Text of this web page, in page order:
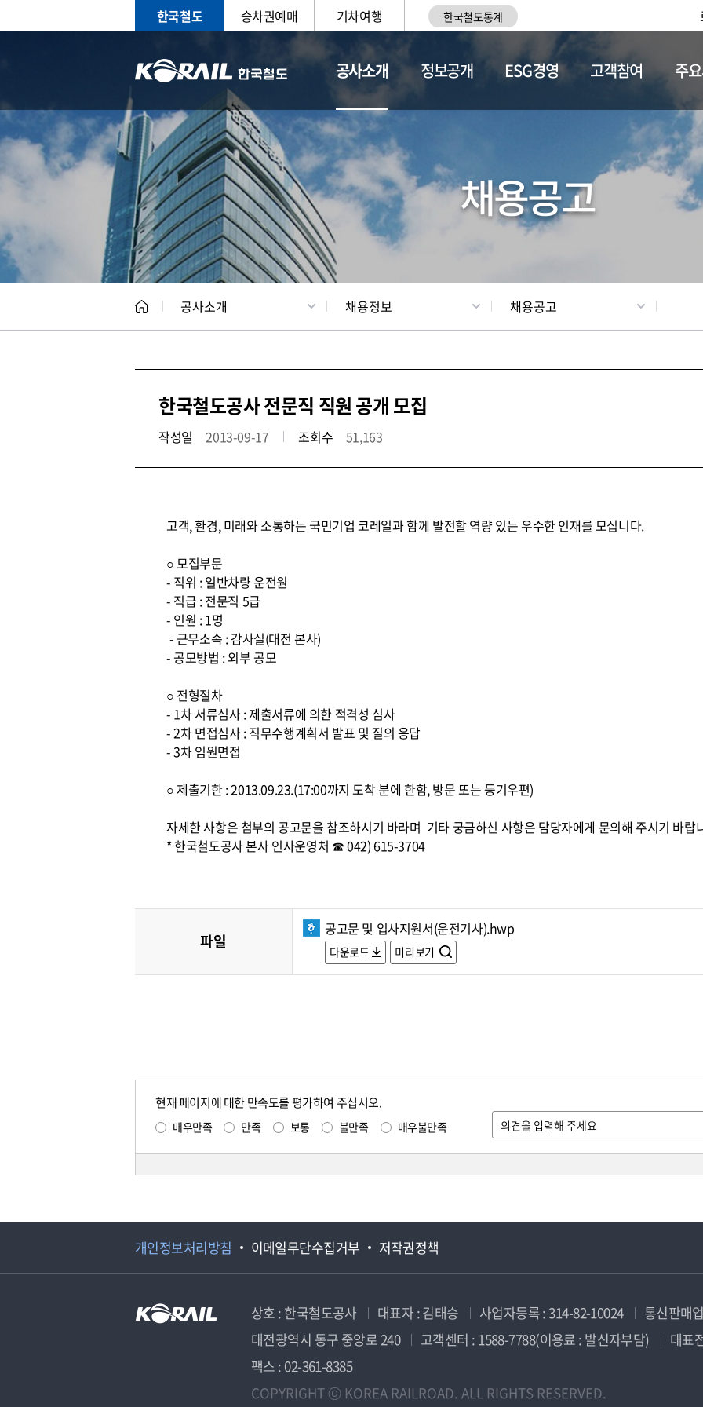
한국철도 승차권예매 기차여행 한국철도통계
공사소개
CEO 일반현황 채용정보
정보공개 ESG경영 고객참여 주
채용공고
공사소개 채용정보 채용공고
한국철도공사 전문직 직원 공개 모집
작성일 2013-09-17 조회수 51,163
고객, 환경, 미래와 소통하는 국민기업 코레일과 함께 발전할 역량 있는 우수한 인재를 모십니다.
○ 모집부문
- 직위 : 일반차량 운전원
- 직급 : 전문직 5급
- 인원 : 1명
- 근무소속 : 감사실(대전 본사)
- 공모방법 : 외부 공모
○ 전형절차
- 1차 서류심사 : 제출서류에 의한 적격성 심사
- 2차 면접심사 : 직무수행계획서 발표 및 질의 응답
- 3차 임원면접
○ 제출기한 : 2013.09.23.(17:00까지 도착 분에 한함, 방문 또는 등기우편)
자세한 사항은 첨부의 공고문을 참조하시기 바라며 기타 궁금하신 사항은 담당자에게 문의해 주시기 바랍
* 한국철도공사 본사 인사운영처 ☎ 042) 615-3704
파일
공고문 및 입사지원서(운전기사).hwp
다운로드 미리보기
현재 페이지에 대한 만족도를 평가하여 주십시오.
매우만족 만족 보통 불만족 매우불만족
개인정보처리방침 이메일무단수집거부 저작권정책
상호 : 한국철도공사 대표자 : 김태승 사업자등록 : 314-82-10024
통신판매
대전광역시 동구 중앙로 240
고객센터 : 1588-7788(이용료 : 발신자부담)
대표
팩스 : 02-361-8385
COPYRIGHT ⓒ KOREA RAILROAD. ALL RIGHTS RESERVED.